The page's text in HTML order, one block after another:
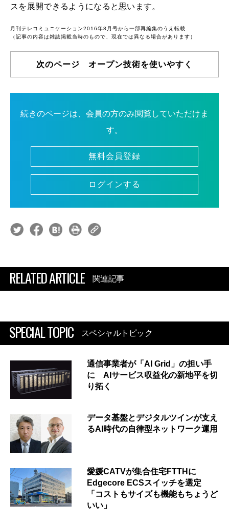
スを展開できるようになると思います。
月刊テレコミュニケーション2016年8月号から一部再編集のうえ転載
（記事の内容は雑誌掲載当時のもので、現在では異なる場合があります）
次のページ オープン技術を使いやすく
続きのページは、会員の方のみ閲覧していただけま
す。
無料会員登録
ログインする
RELATED ARTICLE 関連記事
SPECIAL TOPIC スペシャルトピック
通信事業者が「AI Grid」の担い手
に AIサービス収益化の新地平を切
り拓く
データ基盤とデジタルツインが支え
るAI時代の自律型ネットワーク運用
愛媛CATVが集合住宅FTTHに
Edgecore ECSスイッチを選定
「コストもサイズも機能もちょうど
いい」